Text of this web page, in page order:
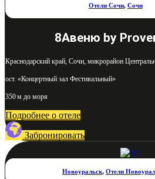
Отели Сочи, Сочи
8Авеню by
Краснодарский край, Сочи, микрорайон
ост. «Концертный зал Фестивальный»
350 м до моря
Подробнее о отеле
Забронировать
Новоуральск, Отели